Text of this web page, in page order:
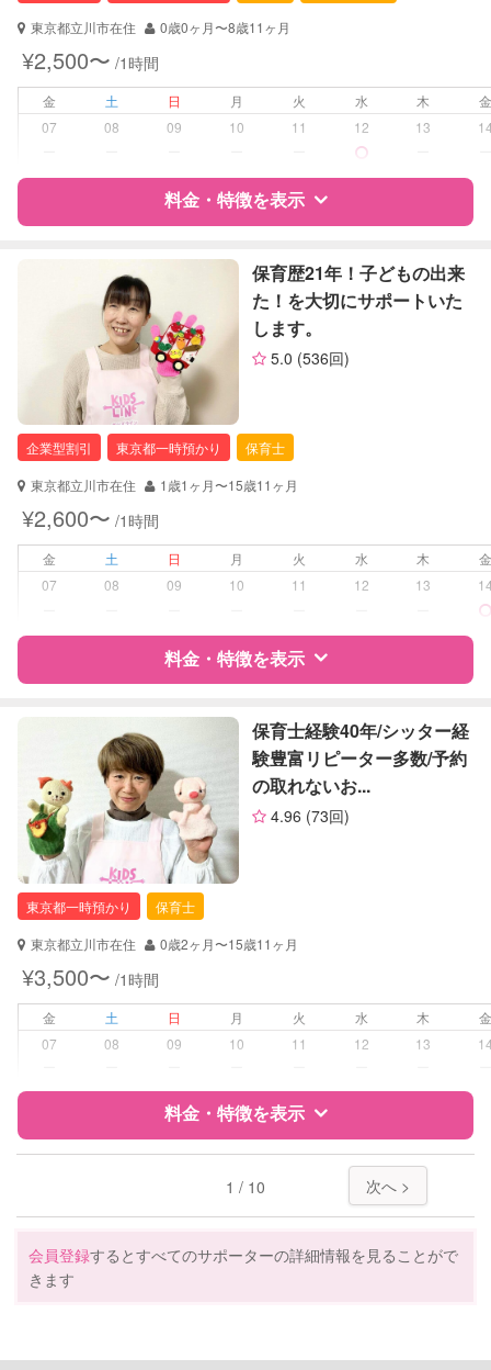
対応可能/特徴 子育て経験
病児対応
障がい児対応 対応可否は個別に相談
レッスン なし
定期予約 お引き受けしていません
お子様の撮影
（定期特典）
対応不可
東京都立川市在住
0歳0ヶ月〜8歳11ヶ月
¥2,500〜 /1時間
金 土 日 月 火 水 木
07
08 09 10 11 12 13
料金・特徴を表示
特徴 料金 レビュー
サポートの特徴
企業型割引対象(旧内閣府補助対象)
自治体届出済ベビーシッター
保育士
幼稚園教諭
病児対応 病児、病後児、ともに不可
なし
定期予約 お引き受けしていません
お子様の撮影
（定期特典）
対応不可
保育歴21年！子どもの出来
た！を大切にサポートいた
します。
5.0 (536回)
企業型割引 東京都一時預かり
保育士
東京都立川市在住
1歳1ヶ月〜15歳11ヶ月
¥2,600〜 /1時間
金 土 日 月 火 水 木
07
08 09 10 11 12 13
料金・特徴を表示
特徴 料金 レビュー
サポートの特徴
資格
企業型割引対象(旧内閣府補助対象)
自治体届出済ベビーシッター
保育士
幼稚園教諭
病児対応 病児、病後児、ともに不可
障がい児対応 対応可否は個別に相談
レッスン なし
可能
お子様の撮影
（定期特典）
対応可能
保育士経験40年/シッター経
験豊富リピーター多数/予約
の取れないお...
4.96 (73回)
東京都一時預かり
保育士
東京都立川市在住
0歳2ヶ月〜15歳11ヶ月
¥3,500〜 /1時間
金 土 日 月 火 水 木
07
08 09 10 11 12 13
料金・特徴を表示
サポートの特徴
資格
1 / 10 次へ >
会員登録するとすべてのサポーターの詳細情報を見ることがで
きます